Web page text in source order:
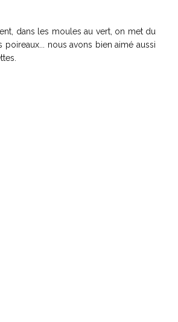
dans les moules au vert, on met du
poireaux... nous avons bien aimé aussi